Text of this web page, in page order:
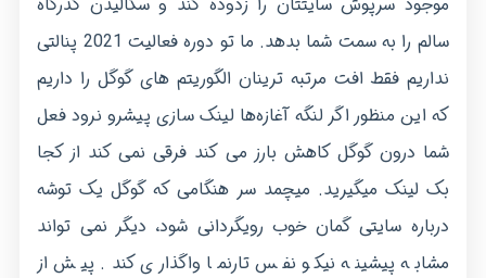
سالم را به سمت شما بدهد. ما تو دوره فعالیت 2021 پنالتی
نداریم فقط افت مرتبه ترینان الگوریتم های گوگل را داریم
که این منظور اگر لنگه آغازه‌ها لینک سازی پیشرو نرود فعل
شما درون گوگل کاهش بارز می کند فرقی نمی کند از کجا
بک لینک میگیرید. میچمد سر هنگامی که گوگل یک توشه
درباره سایتی گمان خوب رویگردانی شود، دیگر نمی تواند
مشابه پیشینه نیکو نفس تارنما واگذاری کند. پیش از